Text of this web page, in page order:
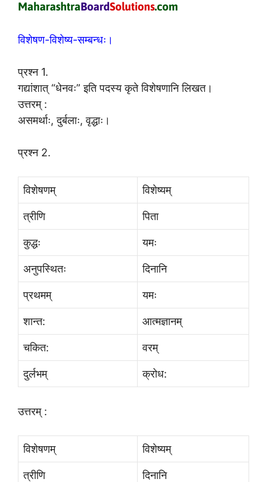
विशेषण-विशेष्य-सम्बन्धः।
प्रश्न 1.
गद्यांशात् “धेनवः” इति पदस्य कृते विशेषणानि लिखत।
उत्तरम् :
असमर्थाः, दुर्बलाः, वृद्धाः।
प्रश्न 2.
विशेषणम् विशेष्यम्
त्रीणि पिता
कुद्धः यमः
अनुपस्थितः दिनानि
प्रथमम् यमः
शान्त: आत्मज्ञानम्
चकित: वरम्
दुर्लभम् क्रोध:
उत्तरम् :
विशेषणम् विशेष्यम्
त्रीणि दिनानि